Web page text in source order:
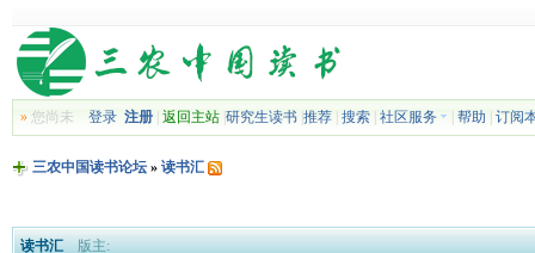
»您尚未 登录 注册| 返回主站| 研究生读书| 推荐| 搜索| 社区服务 帮助 订阅
三农中国读书论坛» 读书汇
读书汇版主: